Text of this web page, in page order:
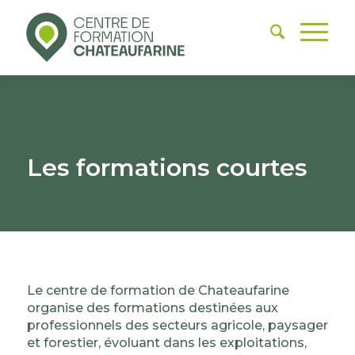
Les formations courtes
Le centre de formation de Chateaufarine
organise des formations destinées aux
professionnels des secteurs agricole, paysager
et forestier, évoluant dans les exploitations,